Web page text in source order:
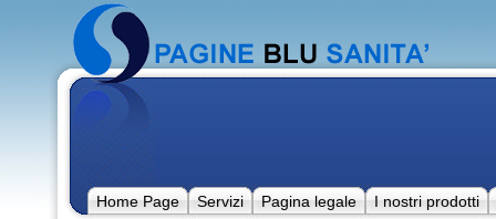
Home Page Servizi Pagina legale
I nostri prodotti